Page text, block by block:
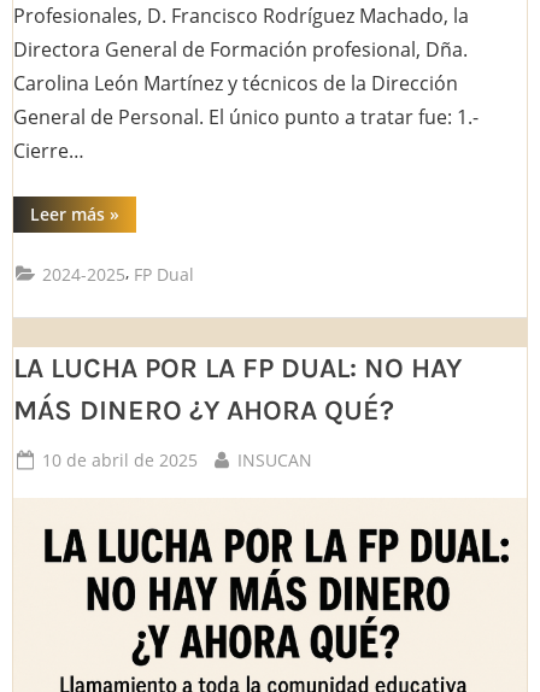
Profesionales, D. Francisco Rodríguez Machado, la
Directora General de Formación profesional, Dña.
Carolina León Martínez y técnicos de la Dirección
General de Personal. El único punto a tratar fue: 1.-
Cierre…
Leer más“Mesa
Técnica
abril”
»
2024-2025, FP Dual
LA LUCHA POR LA FP DUAL: NO HAY
MÁS DINERO ¿Y AHORA QUÉ?
Posted
10 de abril de 2025 By
INSUCAN